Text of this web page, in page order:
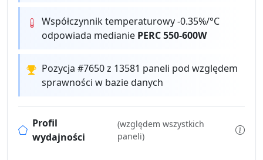
Współczynnik temperaturowy -0.35%/°C
odpowiada medianie PERC 550-600W
Pozycja #7650 z 13581 paneli pod względem
sprawności w bazie danych
Profil
wydajności
(względem wszystkich
paneli)